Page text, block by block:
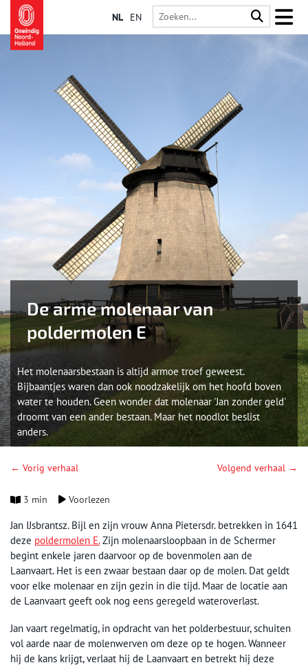
NL EN
De arme molenaar van
poldermolen E
Het molenaarsbestaan is altijd armoe troef geweest.
Bijbaantjes waren dan ook noodzakelijk om het hoofd boven
water te houden. Geen wonder dat molenaar 'Jan zonder geld'
droomt van een ander bestaan. Maar het noodlot beslist
anders.
← Vorig verhaal Volgend verhaal →
3 min Voorlezen
Jan IJsbrantsz. Bijl en zijn vrouw Anna Pietersdr. betrekken in 1641
deze poldermolen E.Zijn molenaarsloopbaan in de Schermer
begint enkele jaren daarvoor op de bovenmolen aan de
Laanvaart. Het is een zwaar bestaan daar op de molen. Dat geldt
voor elke molenaar en zijn gezin in die tijd. Maar de locatie aan
de Laanvaart geeft ook nog eens geregeld wateroverlast.
Jan vaart regelmatig, in opdracht van het polderbestuur, schuiten
vol aarde naar de molenwerven om deze op te hogen. Wanneer
hij de kans krijgt, verlaat hij de Laanvaart en betrekt hij deze